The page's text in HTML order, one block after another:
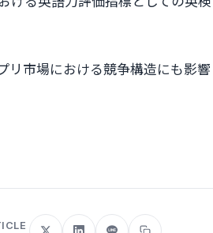
リ市場における競争構造にも影響